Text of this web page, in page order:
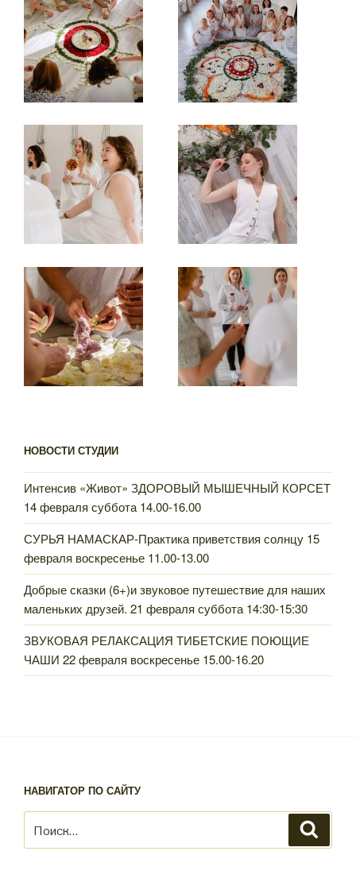
НОВОСТИ СТУДИИ
Интенсив «Живот» ЗДОРОВЫЙ МЫШЕЧНЫЙ КОРСЕТ
14 февраля суббота 14.00-16.00
СУРЬЯ НАМАСКАР-Практика приветствия солнцу 15
февраля воскресенье 11.00-13.00
Добрые сказки (6+)и звуковое путешествие для наших
маленьких друзей. 21 февраля суббота 14:30-15:30
ЗВУКОВАЯ РЕЛАКСАЦИЯ ТИБЕТСКИЕ ПОЮЩИЕ
ЧАШИ 22 февраля воскресенье 15.00-16.20
НАВИГАТОР ПО САЙТУ